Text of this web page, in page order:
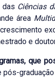
das Ciências
área
e
que
pós-